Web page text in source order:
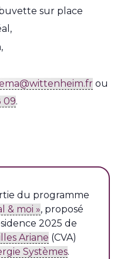
sur place
ou
09.
du programme
& moi », proposé
2025 de
Ariane (CVA)
Systèmes.